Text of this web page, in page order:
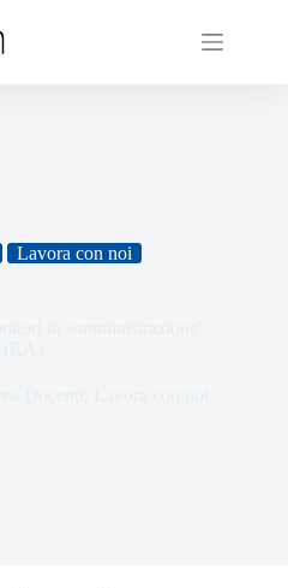
Lavora con noi